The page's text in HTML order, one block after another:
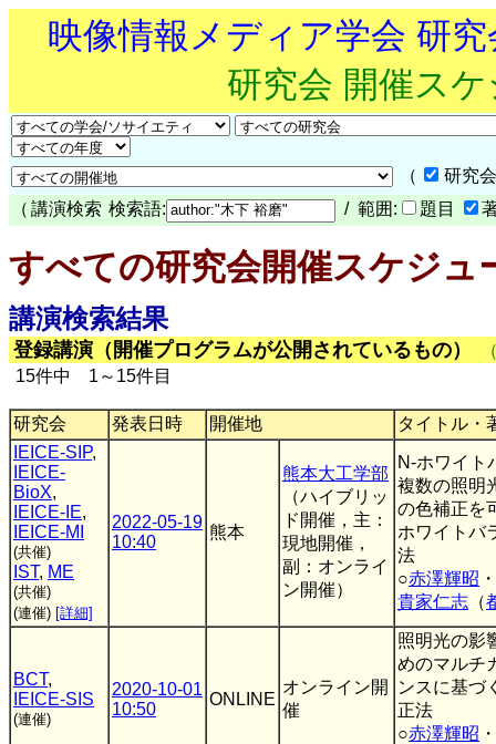
映像情報メディア学会 研
研究会 開催ス
（
研究
（ 講演検索 検索語: / 範囲: 題目
すべての研究会開催スケジュ
講演検索結果
登録講演（開催プログラムが公開されているもの）
15件中 1～15件目
研究会 発表日時 開催地
タイトル・
IEICE-SIP,
IEICE-
BioX,
IEICE-IE,
IEICE-MI
(共催)
IST, ME
(共催)
(連催) [詳細]
2022-05-19
10:40
熊本
熊本大工学部
（ハイブリッ
ド開催，主：
現地開催，
副：オンライ
ン開催）
N-ホワイト
複数の照明
の色補正を
ホワイトバ
法
○赤澤輝昭 ・
貴家仁志 （
BCT,
IEICE-SIS
(連催)
2020-10-01
10:50
ONLINE
オンライン開
催
照明光の影
めのマルチ
ンスに基づ
正法
○赤澤輝昭 ・